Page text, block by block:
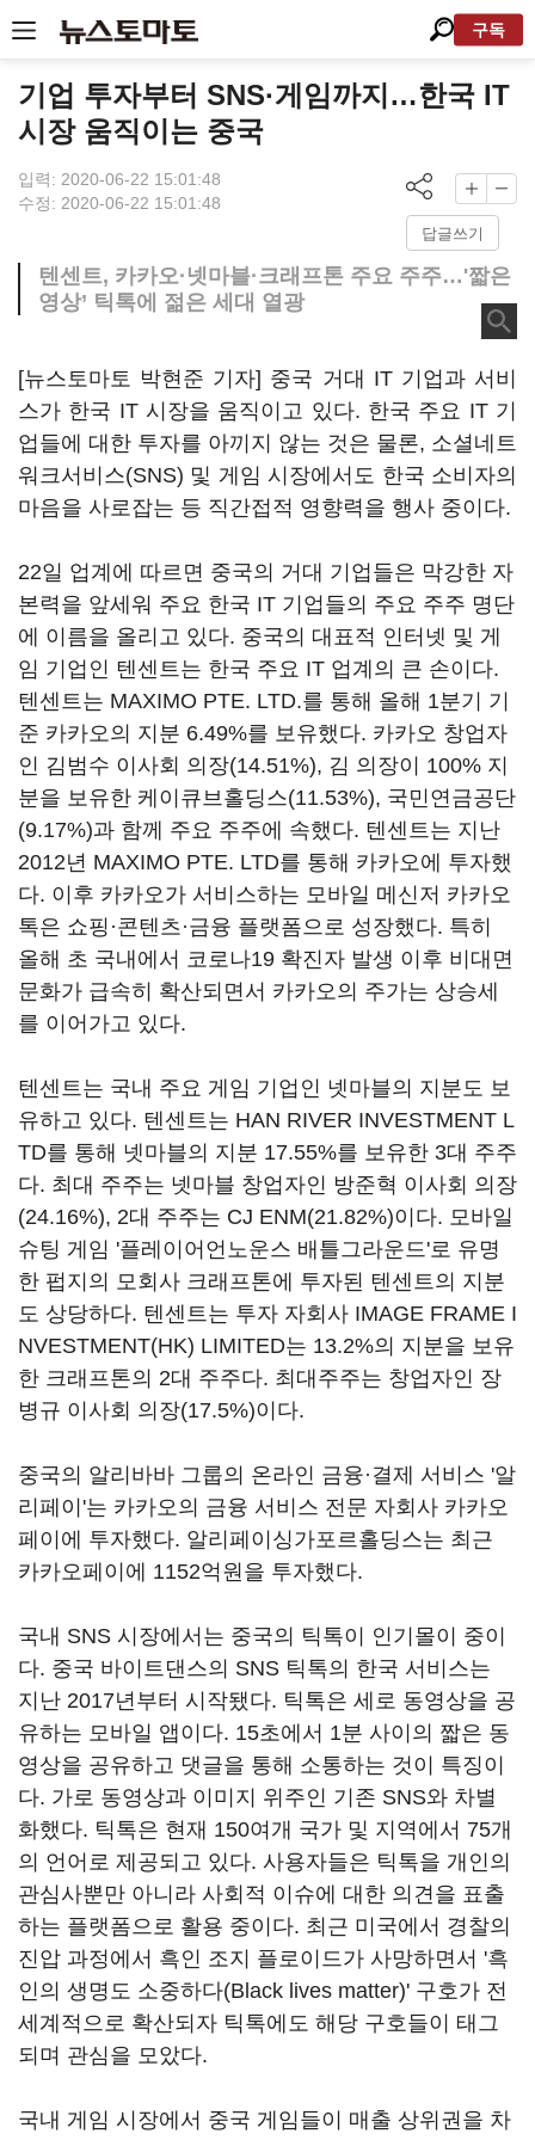
구독
기업 투자부터 SNS·게임까지…한국 IT
시장 움직이는 중국
입력: 2020-06-22 15:01:48
수정: 2020-06-22 15:01:48
답글쓰기
텐센트, 카카오·넷마블·크래프톤 주요 주주…'짧은
영상’ 틱톡에 젊은 세대 열광
[뉴스토마토 박현준 기자] 중국 거대 IT 기업과 서비
스가 한국 IT 시장을 움직이고 있다. 한국 주요 IT 기
업들에 대한 투자를 아끼지 않는 것은 물론, 소셜네트
워크서비스(SNS) 및 게임 시장에서도 한국 소비자의
마음을 사로잡는 등 직간접적 영향력을 행사 중이다.
22일 업계에 따르면 중국의 거대 기업들은 막강한 자
본력을 앞세워 주요 한국 IT 기업들의 주요 주주 명단
에 이름을 올리고 있다. 중국의 대표적 인터넷 및 게
임 기업인 텐센트는 한국 주요 IT 업계의 큰 손이다.
텐센트는 MAXIMO PTE. LTD.를 통해 올해 1분기 기
준 카카오의 지분 6.49%를 보유했다. 카카오 창업자
인 김범수 이사회 의장(14.51%), 김 의장이 100% 지
분을 보유한 케이큐브홀딩스(11.53%), 국민연금공단
(9.17%)과 함께 주요 주주에 속했다. 텐센트는 지난
2012년 MAXIMO PTE. LTD를 통해 카카오에 투자했
다. 이후 카카오가 서비스하는 모바일 메신저 카카오
톡은 쇼핑·콘텐츠·금융 플랫폼으로 성장했다. 특히
올해 초 국내에서 코로나19 확진자 발생 이후 비대면
문화가 급속히 확산되면서 카카오의 주가는 상승세
를 이어가고 있다.
텐센트는 국내 주요 게임 기업인 넷마블의 지분도 보
유하고 있다. 텐센트는 HAN RIVER INVESTMENT L
TD를 통해 넷마블의 지분 17.55%를 보유한 3대 주주
다. 최대 주주는 넷마블 창업자인 방준혁 이사회 의장
(24.16%), 2대 주주는 CJ ENM(21.82%)이다. 모바일
슈팅 게임 '플레이어언노운스 배틀그라운드'로 유명
한 펍지의 모회사 크래프톤에 투자된 텐센트의 지분
도 상당하다. 텐센트는 투자 자회사 IMAGE FRAME I
NVESTMENT(HK) LIMITED는 13.2%의 지분을 보유
한 크래프톤의 2대 주주다. 최대주주는 창업자인 장
병규 이사회 의장(17.5%)이다.
중국의 알리바바 그룹의 온라인 금융·결제 서비스 '알
리페이'는 카카오의 금융 서비스 전문 자회사 카카오
페이에 투자했다. 알리페이싱가포르홀딩스는 최근
카카오페이에 1152억원을 투자했다.
국내 SNS 시장에서는 중국의 틱톡이 인기몰이 중이
다. 중국 바이트댄스의 SNS 틱톡의 한국 서비스는
지난 2017년부터 시작됐다. 틱톡은 세로 동영상을 공
유하는 모바일 앱이다. 15초에서 1분 사이의 짧은 동
영상을 공유하고 댓글을 통해 소통하는 것이 특징이
다. 가로 동영상과 이미지 위주인 기존 SNS와 차별
화했다. 틱톡은 현재 150여개 국가 및 지역에서 75개
의 언어로 제공되고 있다. 사용자들은 틱톡을 개인의
관심사뿐만 아니라 사회적 이슈에 대한 의견을 표출
하는 플랫폼으로 활용 중이다. 최근 미국에서 경찰의
진압 과정에서 흑인 조지 플로이드가 사망하면서 '흑
인의 생명도 소중하다(Black lives matter)' 구호가 전
세계적으로 확산되자 틱톡에도 해당 구호들이 태그
되며 관심을 모았다.
국내 게임 시장에서 중국 게임들이 매출 상위권을 차